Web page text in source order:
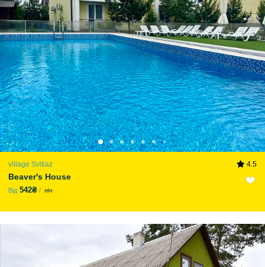
village Svitiaz 4.5
Beaver's House
Від 542₴ ніч